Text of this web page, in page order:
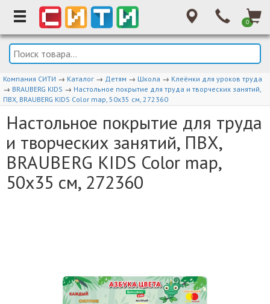
0
Компания СИТИ → Каталог → Детям → Школа → Клеёнки для уроков труда
→ BRAUBERG KIDS → Настольное покрытие для труда и творческих занятий,
ПВХ, BRAUBERG KIDS Color map, 50х35 см, 272360
Настольное покрытие для труда
и творческих занятий, ПВХ,
BRAUBERG KIDS Color map,
50х35 см, 272360